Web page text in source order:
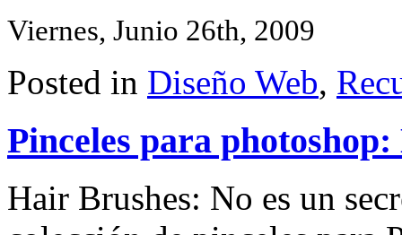
Viernes, Junio 26th, 2009
Posted in Diseño Web,
Pinceles para
Hair Brushes: No es un